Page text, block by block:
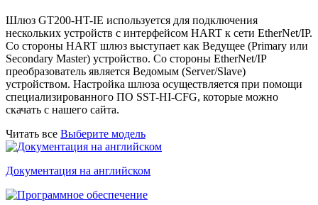
Шлюз GT200-HT-IE используется для подключения
нескольких устройств с интерфейсом HART к сети EtherNet/IP.
Со стороны HART шлюз выступает как Ведущее (Primary или
Secondary Master) устройство. Со стороны EtherNet/IP
преобразователь является Ведомым (Server/Slave)
устройством. Настройка шлюза осуществляется при помощи
специализированного ПО SST-HI-CFG, которые можно
скачать с нашего сайта.
Читать все Выберите модель
Документация на английском